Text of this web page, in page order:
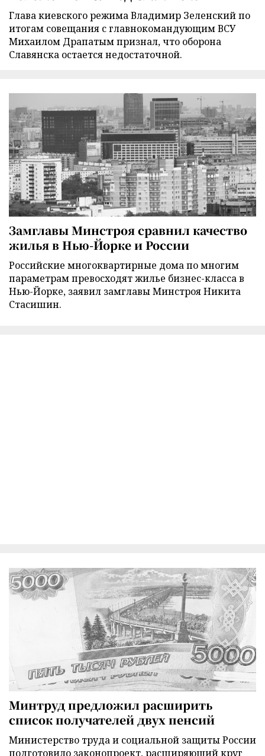
Глава киевского режима Владимир Зеленский по
итогам совещания с главнокомандующим ВСУ
Михаилом Драпатым признал, что оборона
Славянска остается недостаточной.
Замглавы Минстроя сравнил качество
жилья в Нью-Йорке и России
Российские многоквартирные дома по многим
параметрам превосходят жилье бизнес-класса в
Нью-Йорке, заявил замглавы Минстроя Никита
Стасишин.
Минтруд предложил расширить
список получателей двух пенсий
Министерство труда и социальной защиты России
подготовило законопроект, расширяющий круг